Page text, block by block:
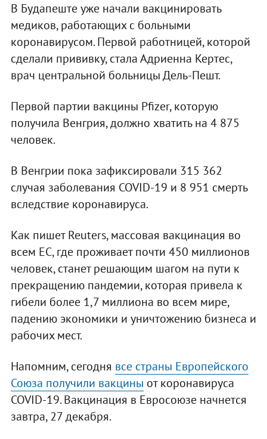
В Будапеште уже начали вакцинировать
медиков, работающих с больными
коронавирусом. Первой работницей, которой
сделали прививку, стала Адриенна Кертес,
врач центральной больницы Дель-Пешт.
Первой партии вакцины Pfizer, которую
получила Венгрия, должно хватить на 4 875
человек.
В Венгрии пока зафиксировали 315 362
случая заболевания COVID-19 и 8 951 смерть
вследствие коронавируса.
Как пишет Reuters, массовая вакцинация во
всем ЕС, где проживает почти 450 миллионов
человек, станет решающим шагом на пути к
прекращению пандемии, которая привела к
гибели более 1,7 миллиона во всем мире,
падению экономики и уничтожению бизнеса и
рабочих мест.
Напомним, сегодня все страны Европейского
Союза получили вакцины от коронавируса
COVID-19. Вакцинация в Евросоюзе начнется
завтра, 27 декабря.